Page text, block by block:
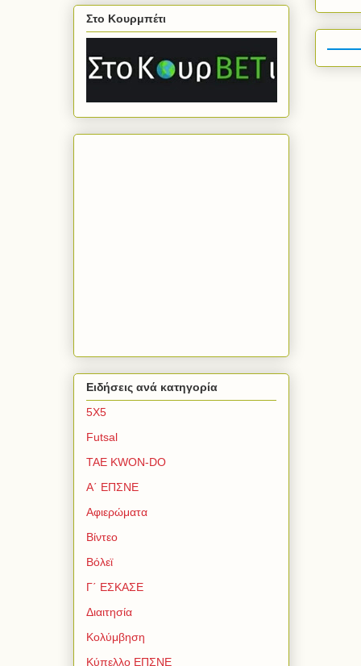
Στο Κουρμπέτι
Ειδήσεις ανά κατηγορία
5Χ5
Futsal
TAE KWON-DO
Α΄ ΕΠΣΝΕ
Αφιερώματα
Βίντεο
Βόλεϊ
Γ΄ ΕΣΚΑΣΕ
Διαιτησία
Κολύμβηση
Κύπελλο ΕΠΣΝΕ